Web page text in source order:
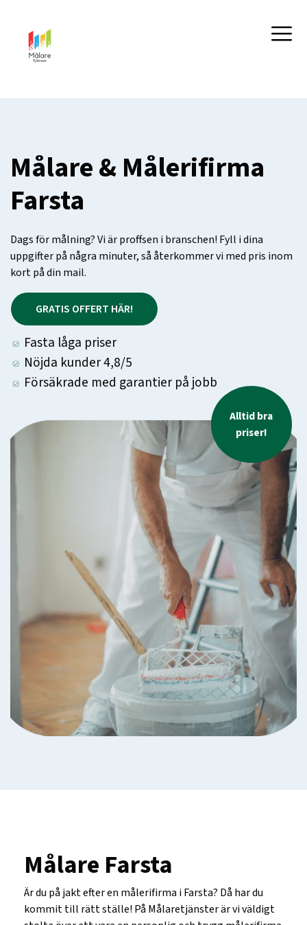
Målare & Målerifirma
Farsta
Dags för målning? Vi är proffsen i branschen! Fyll i dina
uppgifter på några minuter, så återkommer vi med pris inom
kort på din mail.
GRATIS OFFERT HÄR!
Fasta låga priser
Nöjda kunder 4,8/5
Försäkrade med garantier på jobb
Alltid bra
priser!
Målare Farsta
Är du på jakt efter en målerifirma i Farsta? Då har du
kommit till rätt ställe! På Målaretjänster är vi väldigt